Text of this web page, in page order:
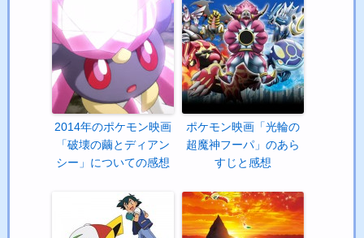
2014年のポケモン映画
「破壊の繭とディアン
シー」についての感想
ポケモン映画「光輪の
超魔神フーパ」のあら
すじと感想